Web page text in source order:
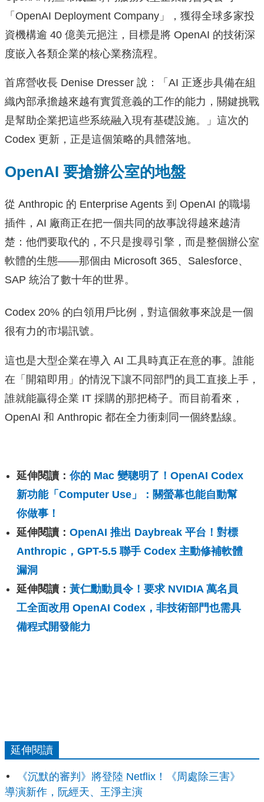
「OpenAI Deployment Company」，獲得全球多家投
資機構逾 40 億美元挹注，目標是將 OpenAI 的技術深
度嵌入各類企業的核心業務流程。
首席營收長 Denise Dresser 說：「AI 正逐步具備在組
織內部承擔越來越有實質意義的工作的能力，關鍵挑戰
是幫助企業把這些系統融入現有基礎設施。」這次的
Codex 更新，正是這個策略的具體落地。
OpenAI 要搶辦公室的地盤
從 Anthropic 的 Enterprise Agents 到 OpenAI 的職場
插件，AI 廠商正在把一個共同的故事說得越來越清
楚：他們要取代的，不只是搜尋引擎，而是整個辦公室
軟體的生態——那個由 Microsoft 365、Salesforce、
SAP 統治了數十年的世界。
Codex 20% 的白領用戶比例，對這個敘事來說是一個
很有力的市場訊號。
這也是大型企業在導入 AI 工具時真正在意的事。誰能
在「開箱即用」的情況下讓不同部門的員工直接上手，
誰就能贏得企業 IT 採購的那把椅子。而目前看來，
OpenAI 和 Anthropic 都在全力衝刺同一個終點線。
延伸閱讀：你的 Mac 變聰明了！OpenAI Codex
新功能「Computer Use」：關螢幕也能自動幫
你做事！
延伸閱讀： OpenAI 推出 Daybreak 平台！對標
Anthropic，GPT-5.5 聯手 Codex 主動修補軟體
漏洞
延伸閱讀： 黃仁勳動員令！要求 NVIDIA 萬名員
工全面改用 OpenAI Codex，非技術部門也需具
備程式開發能力
延伸閱讀
《沉默的審判》將登陸 Netflix！《周處除三害》
導演新作，阮經天、王淨主演